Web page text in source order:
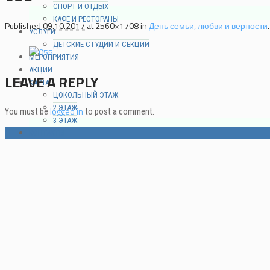
СПОРТ И ОТДЫХ
КАФЕ И РЕСТОРАНЫ
УСЛУГИ
ДЕТСКИЕ СТУДИИ И СЕКЦИИ
МЕРОПРИЯТИЯ
АКЦИИ
КАРТА
ЦОКОЛЬНЫЙ ЭТАЖ
2 ЭТАЖ
3 ЭТАЖ
Published 09.10.2017at 2560×1708 inДень семьи, любви и верности.
LEAVE A REPLY
You must be logged in to post a comment.